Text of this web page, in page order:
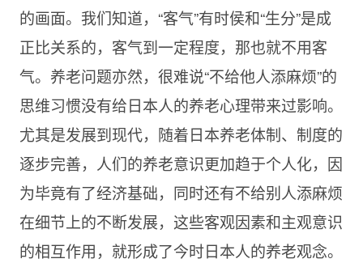
的画面。我们知道，“客气”有时侯和“生分”是成
正比关系的，客气到一定程度，那也就不用客
气。养老问题亦然，很难说“不给他人添麻烦”的
思维习惯没有给日本人的养老心理带来过影响。
尤其是发展到现代，随着日本养老体制、制度的
逐步完善，人们的养老意识更加趋于个人化，因
为毕竟有了经济基础，同时还有不给别人添麻烦
在细节上的不断发展，这些客观因素和主观意识
的相互作用，就形成了今时日本人的养老观念。